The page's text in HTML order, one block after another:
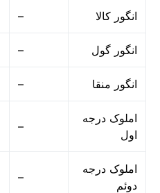
– انگور کالا
– انگور گول
– انگور منقا
–
املوک درجه
اول
–
املوک درجه
دوئم